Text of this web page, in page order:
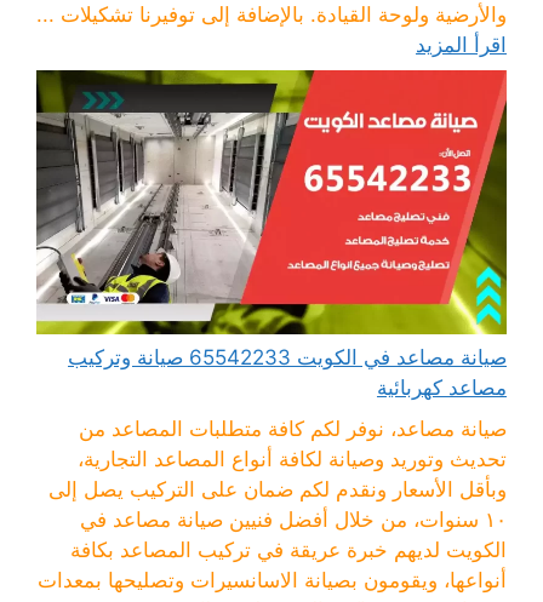
والأرضية ولوحة القيادة. بالإضافة إلى توفيرنا تشكيلات ...
اقرأ المزيد
صيانة مصاعد في الكويت 65542233 صيانة وتركيب
مصاعد كهربائية
صيانة مصاعد، نوفر لكم كافة متطلبات المصاعد من
تحديث وتوريد وصيانة لكافة أنواع المصاعد التجارية،
وبأقل الأسعار ونقدم لكم ضمان على التركيب يصل إلى
١٠ سنوات، من خلال أفضل فنيين صيانة مصاعد في
الكويت لديهم خبرة عريقة في تركيب المصاعد بكافة
أنواعها، ويقومون بصيانة الاسانسيرات وتصليحها بمعدات